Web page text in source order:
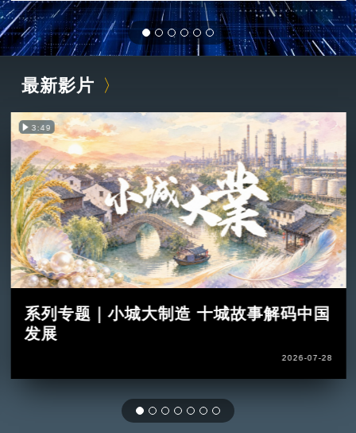
最新影片
3:49
系列专题｜小城大制造 十城故事解码中国
发展
2026-07-28